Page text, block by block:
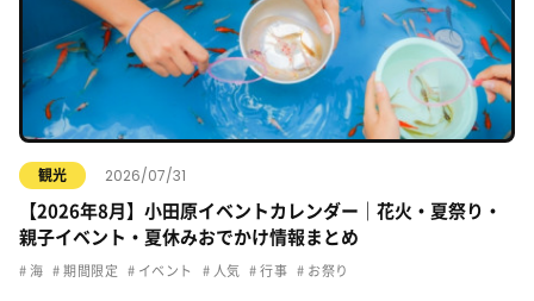
観光 2026/07/31
【2026年8月】小田原イベントカレンダー｜花火・夏祭り・
親子イベント・夏休みおでかけ情報まとめ
海 期間限定 イベント 人気 行事 お祭り